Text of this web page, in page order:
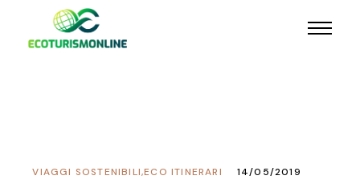
ECO ITINERARI
,
VIAGGI SOSTENIBILI 14/05/2019